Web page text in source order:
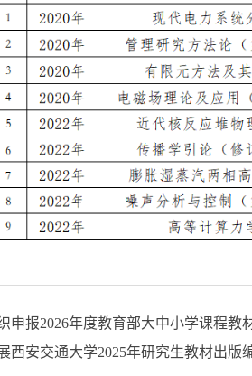
申报2026年度教育部大中小学课程教
西安交通大学2025年研究生教材出版